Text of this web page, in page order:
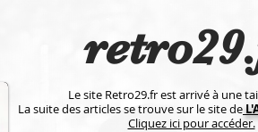
Le site Retro29.fr est arrivé à une
La suite des articles se trouve sur le site de
Cliquez ici pour accéder.